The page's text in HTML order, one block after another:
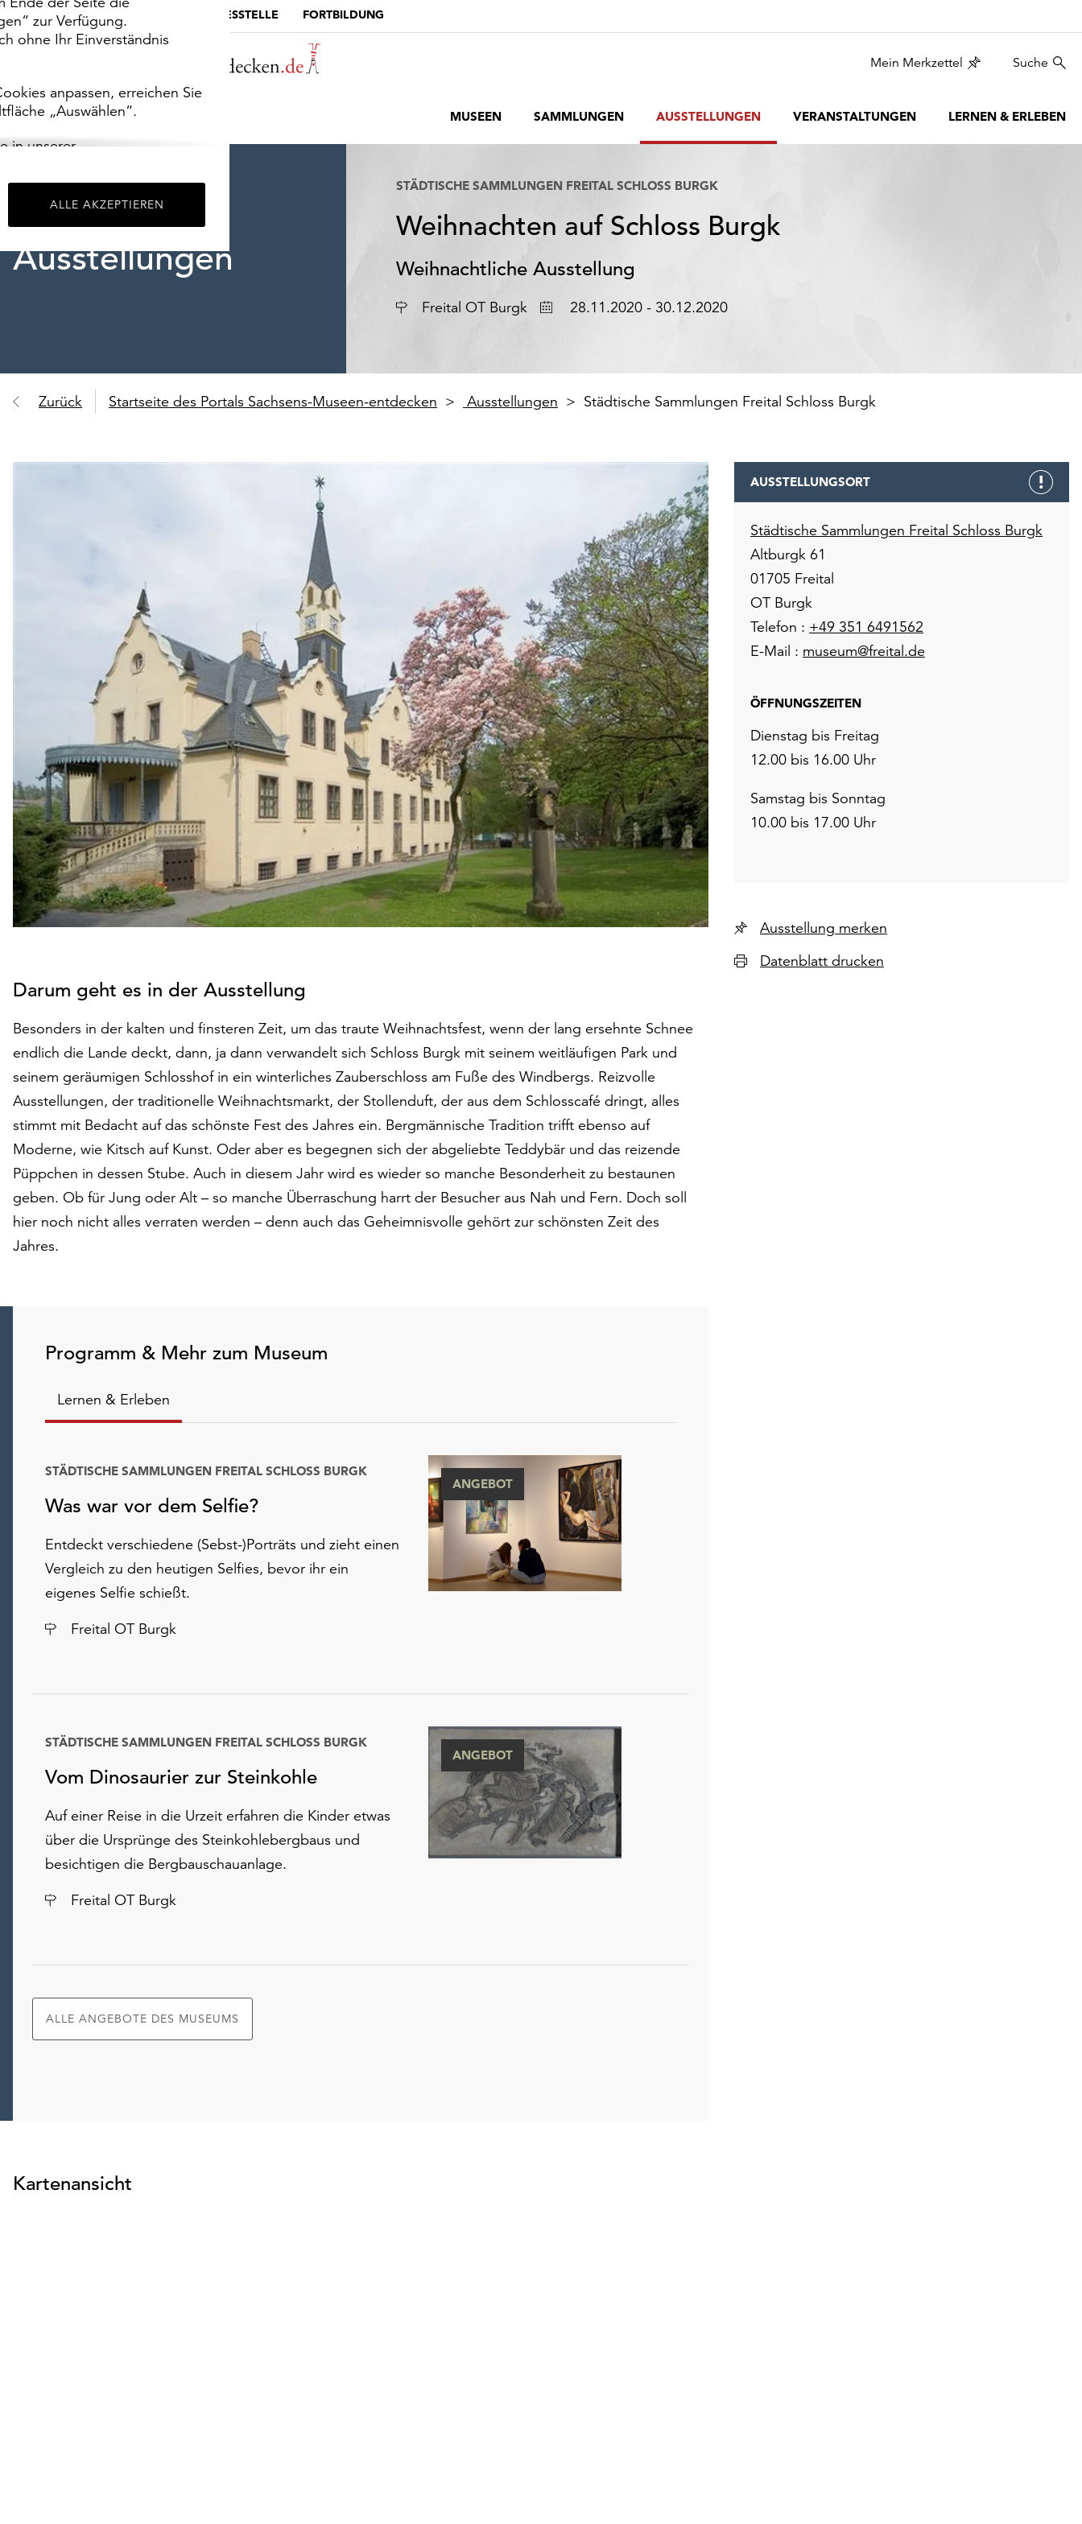
zur Verfügung.
ohne Ihr Einverständnis
anpassen, erreichen Sie
„Auswählen“.
in unserer
ALLE AKZEPTIEREN
MUSEUMSPORTAL DIE LANDESSTELLE FORTBILDUNG
Mein Merkzettel Suche
MUSEEN SAMMLUNGEN AUSSTELLUNGEN VERANSTALTUNGEN LERNEN & ERLEBEN
Ausstellungen
STÄDTISCHE SAMMLUNGEN FREITAL SCHLOSS BURGK
Weihnachten auf Schloss Burgk
Weihnachtliche Ausstellung
Ort Freital OT Burgk Datum28.11.2020 - 30.12.2020
Zurück Startseite des Portals Sachsens-Museen-entdecken Ausstellungen Städtische Sammlungen Freital Schloss Burgk
Darum geht es in der Ausstellung
Besonders in der kalten und finsteren Zeit, um das traute Weihnachtsfest, wenn der lang ersehnte Schnee
endlich die Lande deckt, dann, ja dann verwandelt sich Schloss Burgk mit seinem weitläufigen Park und
seinem geräumigen Schlosshof in ein winterliches Zauberschloss am Fuße des Windbergs. Reizvolle
Ausstellungen, der traditionelle Weihnachtsmarkt, der Stollenduft, der aus dem Schlosscafé dringt, alles
stimmt mit Bedacht auf das schönste Fest des Jahres ein. Bergmännische Tradition trifft ebenso auf
Moderne, wie Kitsch auf Kunst. Oder aber es begegnen sich der abgeliebte Teddybär und das reizende
Püppchen in dessen Stube. Auch in diesem Jahr wird es wieder so manche Besonderheit zu bestaunen
geben. Ob für Jung oder Alt – so manche Überraschung harrt der Besucher aus Nah und Fern. Doch soll
hier noch nicht alles verraten werden – denn auch das Geheimnisvolle gehört zur schönsten Zeit des
Jahres.
Programm & Mehr zum Museum
Lernen & Erleben
Was war vor dem Selfie?
STÄDTISCHE SAMMLUNGEN FREITAL SCHLOSS BURGK
Entdeckt verschiedene (Sebst-)Porträts und zieht einen
Vergleich zu den heutigen Selfies, bevor ihr ein
eigenes Selfie schießt.
Ort
Freital OT Burgk
ANGEBOT
Vom Dinosaurier zur Steinkohle
STÄDTISCHE SAMMLUNGEN FREITAL SCHLOSS BURGK
Auf einer Reise in die Urzeit erfahren die Kinder etwas
über die Ursprünge des Steinkohlebergbaus und
besichtigen die Bergbauschauanlage.
Ort
Freital OT Burgk
ANGEBOT
ALLE ANGEBOTE DES MUSEUMS
Kartenansicht
AUSSTELLUNGSORT
Städtische Sammlungen Freital Schloss Burgk
Altburgk 61
01705 Freital
OT Burgk
Telefon : +49 351 6491562
E-Mail : museum@freital.de
ÖFFNUNGSZEITEN
Dienstag bis Freitag
12.00 bis 16.00 Uhr
Samstag bis Sonntag
10.00 bis 17.00 Uhr
Ausstellung merken
Datenblatt drucken